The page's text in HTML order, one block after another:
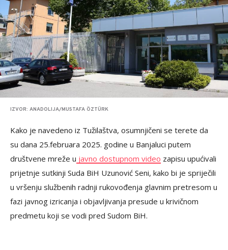
IZVOR: ANADOLIJA/MUSTAFA ÖZTÜRK
Kako je navedeno iz Tužilaštva, osumnjičeni se terete da
su dana 25.februara 2025. godine u Banjaluci putem
društvene mreže u javno dostupnom video zapisu upućivali
prijetnje sutkinji Suda BiH Uzunović Seni, kako bi je spriječili
u vršenju službenih radnji rukovođenja glavnim pretresom u
fazi javnog izricanja i objavljivanja presude u krivičnom
predmetu koji se vodi pred Sudom BiH.